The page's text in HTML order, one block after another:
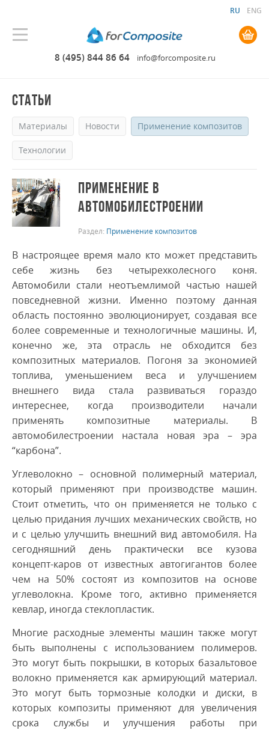
8 (495) 844 86 64 info@forcomposite.ru
RU ENG
0.00 руб. руб.
СТАТЬИ
Материалы Новости Применение композитов
Технологии
ПРИМЕНЕНИЕ В
АВТОМОБИЛЕСТРОЕНИИ
Раздел: Применение композитов
В настроящее время мало кто может представить
себе жизнь без четырехколесного коня.
Автомобили стали неотъемлимой частью нашей
повседневной жизни. Именно поэтому данная
область постоянно эволюционирует, создавая все
более современные и технологичные машины. И,
конечно же, эта отрасль не обходится без
композитных материалов. Погоня за экономией
топлива, уменьшением веса и улучшением
внешнего вида стала развиваться гораздо
интереснее, когда производители начали
применять композитные материалы. В
автомобилестроении настала новая эра – эра
“карбона”.
Углеволокно – основной полимерный материал,
который применяют при производстве машин.
Стоит отметить, что он применяется не только с
целью придания лучших механических свойств, но
и с целью улучшить внешний вид автомобиля. На
сегодняшний день практически все кузова
концепт-каров от известных автогигантов более
чем на 50% состоят из композитов на основе
углеволокна. Кроме того, активно применяется
кевлар, иногда стеклопластик.
Многие расходные элементы машин также могут
быть выполнены с использованием полимеров.
Это могут быть покрышки, в которых базальтовое
волокно применяется как армирующий материал.
Это могут быть тормозные колодки и диски, в
которых композиты применяют для увеличения
срока службы и улучшения работы при